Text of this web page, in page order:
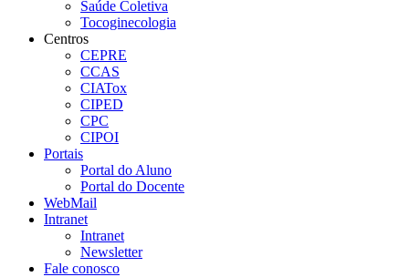
Saúde Coletiva
Tocoginecologia
Centros
CEPRE
CCAS
CIATox
CIPED
CPC
CIPOI
Portais
Portal do Aluno
Portal do Docente
WebMail
Intranet
Intranet
Newsletter
Fale conosco